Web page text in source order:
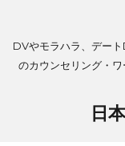
DVやモラハラ、デー
のカウンセリング・
日